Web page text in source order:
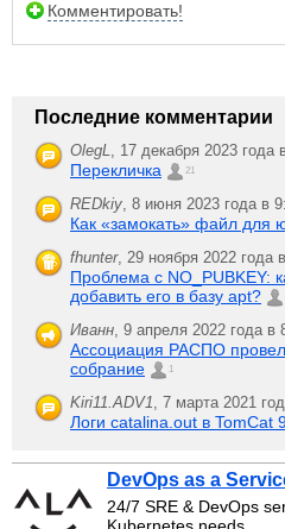
Комментировать!
Последние комментарии
OlegL, 17 декабря 2023 года
Перекличка 21
REDkiy, 8 июня 2023 года в
Как «замокать» файл для
fhunter, 29 ноября 2022 года
Проблема с NO_PUBKEY:
добавить его в базу apt?
Иванн, 9 апреля 2022 года в
Ассоциация РАСПО
собрание
1
Kiri11.ADV1, 7 марта 2021
Логи catalina.out в TomCat
DevOps as a
24/7 SRE & DevOps